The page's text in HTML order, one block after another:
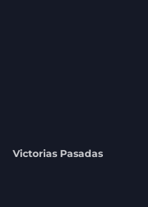
Victorias Pasadas